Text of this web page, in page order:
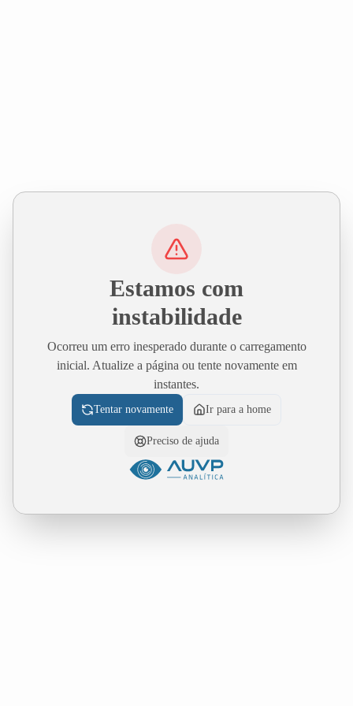
Estamos com
instabilidade
Ocorreu um erro inesperado durante o carregamento
inicial. Atualize a página ou tente novamente em
instantes.
Tentar novamente Ir para a home
Preciso de ajuda